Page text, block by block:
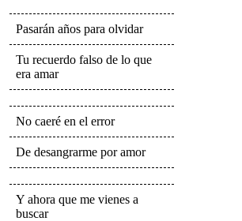
Pasarán años para olvidar
Tu recuerdo falso de lo que
era amar
No caeré en el error
De desangrarme por amor
Y ahora que me vienes a
buscar